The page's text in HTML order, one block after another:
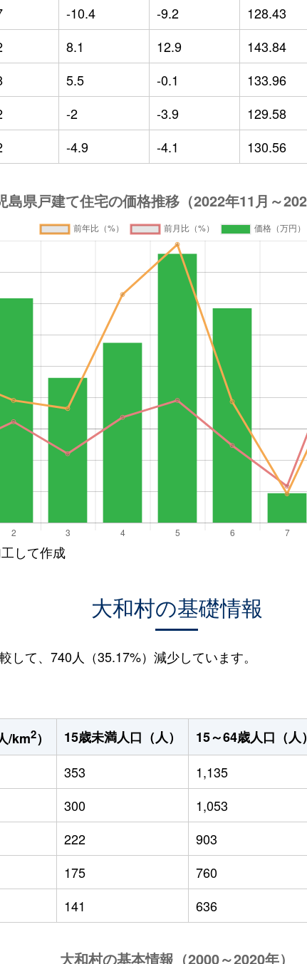
-10.4 -9.2 128.43
8.1 12.9 143.84
5.5 -0.1 133.96
-2 -3.9 129.58
-4.9 -4.1 130.56
して作成
大和村の基礎情報
て、740人（35.17%）減少しています。
/km2） 15歳未満人口（人） 15～64歳人口（人）
353 1,135
300 1,053
222 903
175 760
141 636